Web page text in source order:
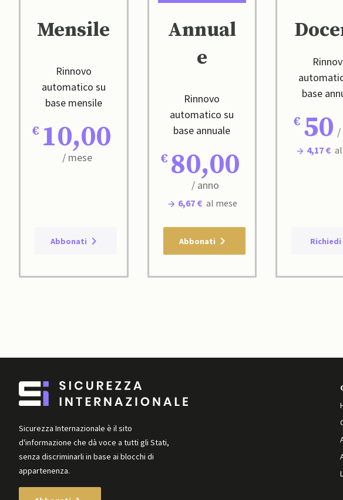
Mensile
Rinnovo
automatico su
base mensile
10,00
/ mese
Abbonati
Annual
e
Rinnovo
automatico su
base annuale
80,00
/ anno
6,67 € al mese
Abbonati
base
50 /
4,17 €
Richiedi
Sicurezza Internazionale è il sito
d'informazione che dà voce a tutti gli Stati,
senza discriminarli in base ai blocchi di
appartenenza.